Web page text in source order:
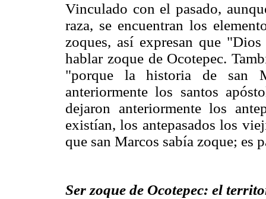
Vinculado con el pasado,
raza, se encuentran los
zoques, así expresan que
hablar zoque de Ocotepec.
"porque la historia de san
anteriormente los santos
dejaron anteriormente los
existían, los antepasados los
que san Marcos sabía zoque; es
Ser zoque de Ocotepec: el